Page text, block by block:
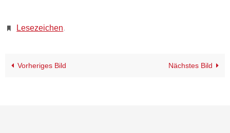
Lesezeichen.
Vorheriges Bild Nächstes Bild